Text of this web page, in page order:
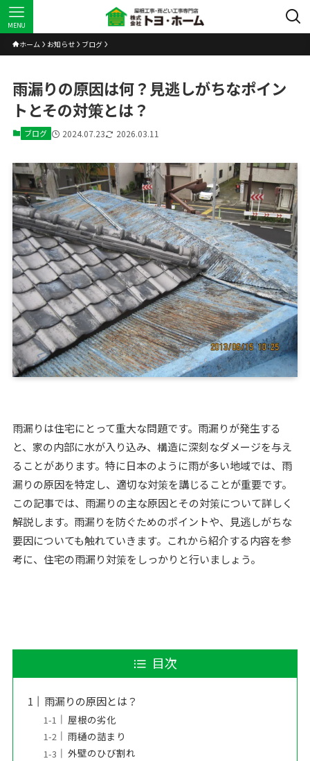
MENU
ホーム お知らせ ブログ
雨漏りの原因は何？見逃しがちなポイン
トとその対策とは？
ブログ 2024.07.23 2026.03.11
雨漏りは住宅にとって重大な問題です。雨漏りが発生する
と、家の内部に水が入り込み、構造に深刻なダメージを与え
ることがあります。特に日本のように雨が多い地域では、雨
漏りの原因を特定し、適切な対策を講じることが重要です。
この記事では、雨漏りの主な原因とその対策について詳しく
解説します。雨漏りを防ぐためのポイントや、見逃しがちな
要因についても触れていきます。これから紹介する内容を参
考に、住宅の雨漏り対策をしっかりと行いましょう。
目次
雨漏りの原因とは？
屋根の劣化
雨樋の詰まり
外壁のひび割れ